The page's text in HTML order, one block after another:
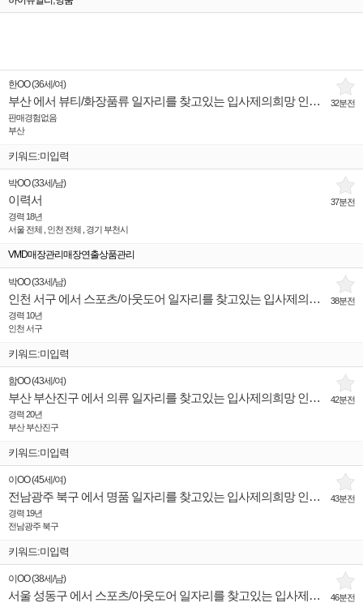
32분전
한OO(36세 /여)
부산 에서 뷰티/화장품류 일자리를 찾고있는 입사제의희망 인재입니다.
판매경험없음
부산
키워드:미입력
37분전
박OO(33세 /남)
이력서
경력 18년
서울 전체 , 인천 전체 , 경기 부천시
VMD매장관리매장연출상품관리
38분전
박OO(33세 /남)
인천 서구 에서 스포츠/아웃도어 일자리를 찾고있는 입사제의희망 인재입니다.
경력 10년
인천 서구
키워드:미입력
42분전
함OO(43세 /여)
부산 부산진구 에서 의류 일자리를 찾고있는 입사제의희망 인재입니다.
경력 20년
부산 부산진구
키워드:미입력
43분전
이OO(45세 /여)
전남광주 북구 에서 명품 일자리를 찾고있는 입사제의희망 인재입니다.
경력 19년
전남광주 북구
키워드:미입력
46분전
이OO(38세 /남)
서울 성동구 에서 스포츠/아웃도어 일자리를 찾고있는 입사제의희망 인재입니다.